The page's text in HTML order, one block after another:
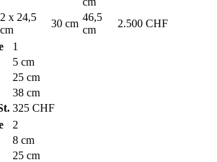
2 x 24,5
cm
30 cm
46,5
cm
2.500 CHF
1
5 cm
25 cm
38 cm
325 CHF
2
8 cm
25 cm